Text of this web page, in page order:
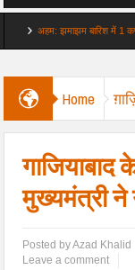
अहम: झमाझम बारिश में 1 कप आटे
Home
गाजियाबाद
मुख्यमंत्री ने
Posted byAzad Khalid
Leave a comment